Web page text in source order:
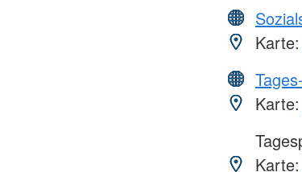
Karte:
Karte:
Karte: